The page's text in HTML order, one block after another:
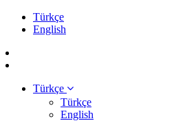
Türkçe
English
Türkçe
Türkçe
English